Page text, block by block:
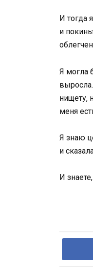
И тогда
и
Я могла
нищету,
меня
Я знаю
и
И